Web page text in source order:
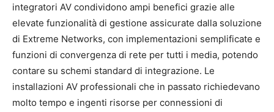
integratori AV condividono ampi benefici grazie alle
elevate funzionalità di gestione assicurate dalla soluzione
di Extreme Networks, con implementazioni semplificate e
funzioni di convergenza di rete per tutti i media, potendo
contare su schemi standard di integrazione. Le
installazioni AV professionali che in passato richiedevano
molto tempo e ingenti risorse per connessioni di